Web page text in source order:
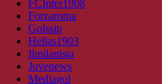
FCInter1908
Forzaroma
Golssip
Hellas1903
Ilmilanista
Juvenews
Mediagol